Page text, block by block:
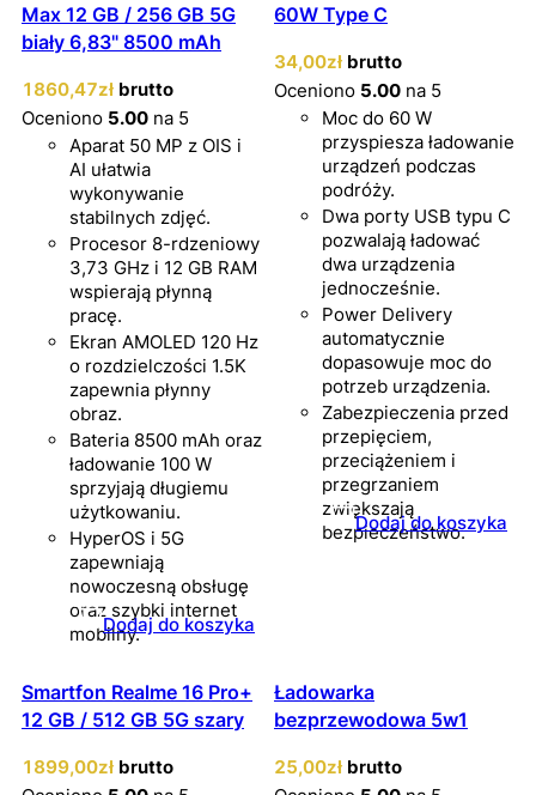
Max 12 GB / 256 GB 5G
biały 6,83" 8500 mAh
1860,47zł brutto
Oceniono 5.00 na 5
Aparat 50 MP z OIS i
AI ułatwia
wykonywanie
stabilnych zdjęć.
Procesor 8-rdzeniowy
3,73 GHz i 12 GB RAM
wspierają płynną
pracę.
Ekran AMOLED 120 Hz
o rozdzielczości 1.5K
zapewnia płynny
obraz.
Bateria 8500 mAh oraz
ładowanie 100 W
sprzyjają długiemu
użytkowaniu.
HyperOS i 5G
zapewniają
nowoczesną obsługę
oraz szybki internet
mobilny.Dodaj do koszyka
60W Type C
34,00zł brutto
Oceniono 5.00 na 5
Moc do 60 W
przyspiesza ładowanie
urządzeń podczas
podróży.
Dwa porty USB typu C
pozwalają ładować
dwa urządzenia
jednocześnie.
Power Delivery
automatycznie
dopasowuje moc do
potrzeb urządzenia.
Zabezpieczenia przed
przepięciem,
przeciążeniem i
przegrzaniem
zwiększają
bezpieczeństwo.
Dodaj do koszyka
Smartfon Realme 16 Pro+
12 GB / 512 GB 5G szary
1899,00zł brutto
Ładowarka
bezprzewodowa 5w1
25,00zł brutto